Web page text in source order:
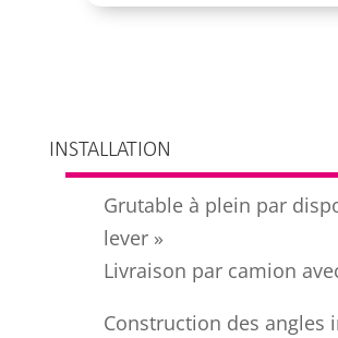
INSTALLATION
Grutable à plein par
lever »
Livraison par camion
Construction des angles